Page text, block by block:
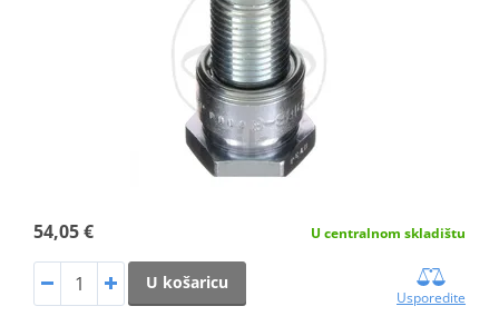
54,05 € U centralnom skladištu
U košaricu
Usporedite